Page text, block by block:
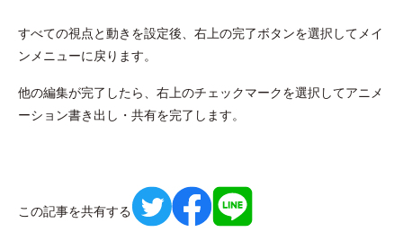
すべての視点と動きを設定後、右上の完了ボタンを選択してメイ
ンメニューに戻ります。
他の編集が完了したら、右上のチェックマークを選択してアニメ
ーション書き出し・共有を完了します。
この記事を共有する